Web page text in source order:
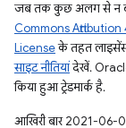
जब तक कुछ अलग से न
Commons
Licenseके तहत लाइसेंस
साइट नीतियांदेखें.
किया हुआ ट्रेडमार्क है.
आखिरी बार 2021-06-